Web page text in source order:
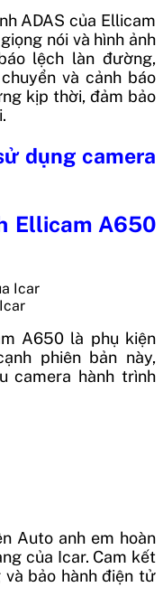
ADAS của Ellicam
nói và hình ảnh
lệch làn đường,
và cảnh báo
kịp thời, đảm bảo
dụng camera
Ellicam A650
A650 là phụ kiện
phiên bản này,
camera hành trình
Auto anh em hoàn
của Icar. Cam kết
bảo hành điện tử